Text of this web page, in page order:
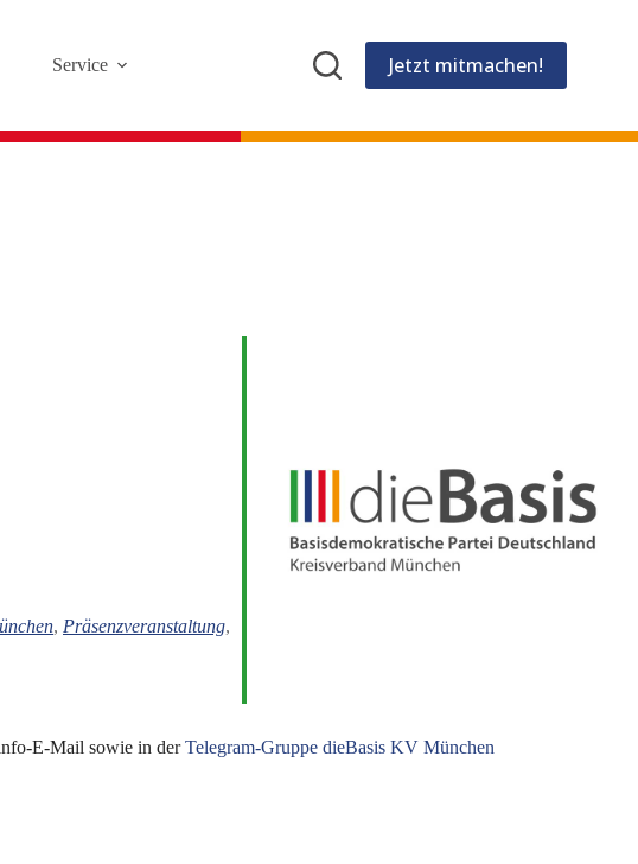
Service Jetzt mitmachen!
Outlook Live
, Präsenzveranstaltung,
E-Mail sowie in derTelegram-Gruppe dieBasis KV München